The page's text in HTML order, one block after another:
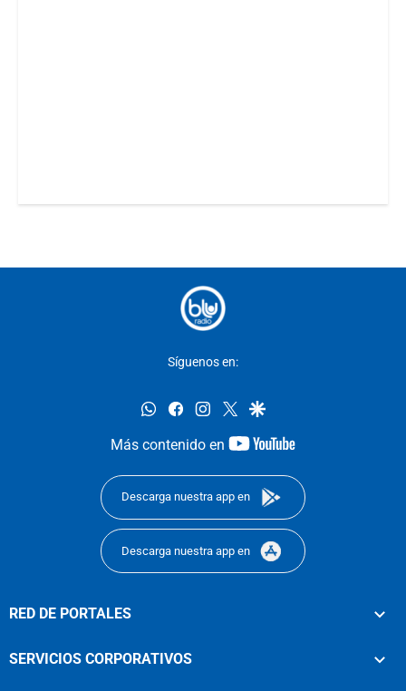
Síguenos en:
whatsappfacebookinstagram
twittergoogle
Más contenido en
youtube-
Descarga nuestra app en
Descarga nuestra app en
RED DE PORTALES
SERVICIOS CORPORATIVOS